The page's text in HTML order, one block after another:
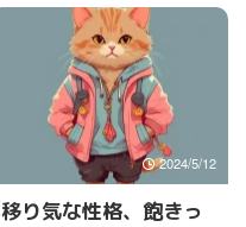
2024/5/12
移り気な性格、飽きっ